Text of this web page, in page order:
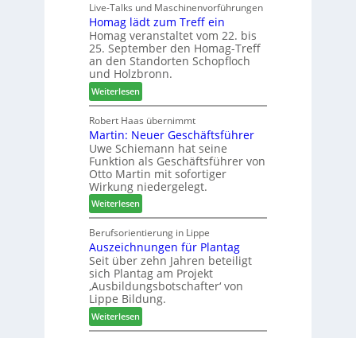
n
a
u
s
f
ü
r
W
e
m
h
ö
n
e
r
c
h
e
n
s
t
a
u
r
a
u
m
-
S
o
r
t
i
m
e
n
t
Live-Talks und Maschinenvorführungen
Homag lädt zum Treff ein
Homag veranstaltet vom 22. bis
25. September den Homag-Treff
an den Standorten Schopfloch
und Holzbronn.
Weiterlesen:
H
o
m
a
g
l
ä
d
t
z
u
m
T
r
e
f
f
Robert Haas übernimmt
Martin: Neuer Geschäftsführer
Uwe Schiemann hat seine
Funktion als Geschäftsführer von
Otto Martin mit sofortiger
Wirkung niedergelegt.
Weiterlesen:
M
a
r
t
i
n
:
N
e
Berufsorientierung in Lippe
Auszeichnungen für Plantag
Seit über zehn Jahren beteiligt
sich Plantag am Projekt
‚Ausbildungsbotschafter‘ von
Lippe Bildung.
Weiterlesen:
A